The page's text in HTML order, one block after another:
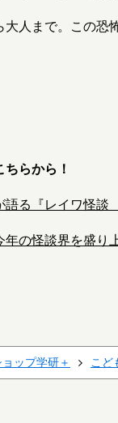
人まで。この恐
らから！
語る『レイワ怪
年の怪談界を盛り
ョップ学研＋ こど